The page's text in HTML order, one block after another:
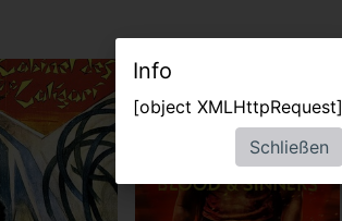
Info
[object XMLHttpRequest]
Schließen